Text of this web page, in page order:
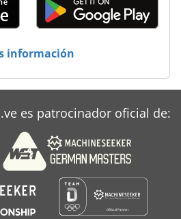
información
es patrocinador oficial de: